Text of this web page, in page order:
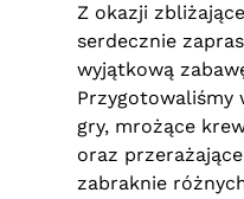
Z okazji
serdecznie
wyjątkową
Przygotowaliśmy
gry, mrożące
oraz
zabraknie